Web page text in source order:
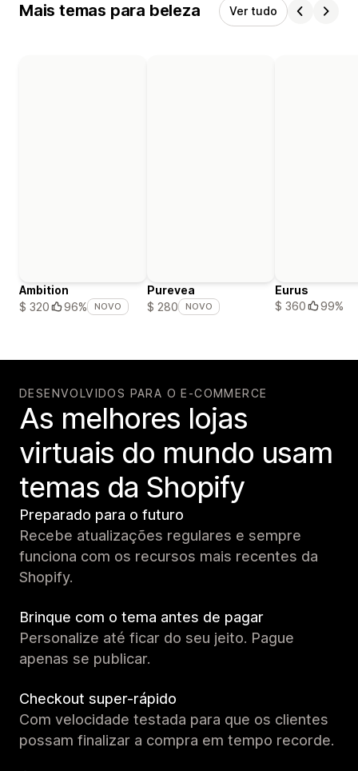
Mais temas para beleza Ver tudo
Ambition
$ 320
96% NOVO
Purevea
$ 280
NOVO
Eurus
$ 360
99%
DESENVOLVIDOS PARA O E-COMMERCE
As melhores lojas
virtuais do mundo usam
temas da Shopify
Preparado para o futuro
Recebe atualizações regulares e sempre
funciona com os recursos mais recentes da
Shopify.
Brinque com o tema antes de pagar
Personalize até ficar do seu jeito. Pague
apenas se publicar.
Checkout super-rápido
Com velocidade testada para que os clientes
possam finalizar a compra em tempo recorde.